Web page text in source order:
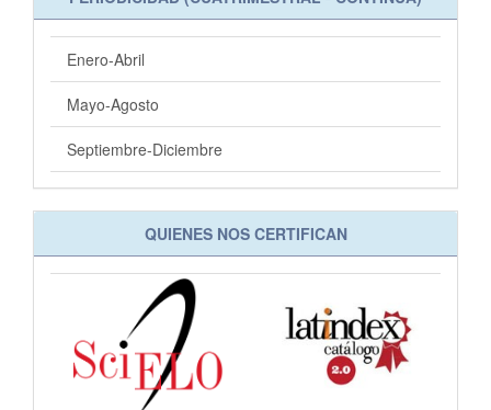
Enero-Abril
Mayo-Agosto
Septiembre-Diciembre
QUIENES NOS CERTIFICAN